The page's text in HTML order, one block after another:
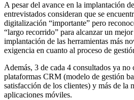
A pesar del avance en la implantación
entrevistados consideran que se
digitalización “importante” pero
“largo recorrido” para alcanzar un
implantación de las herramientas más
exigencia en cuanto al proceso de
Además, 3 de cada 4 consultados ya no
plataformas CRM (modelo de gestión
satisfacción de los clientes) y más de la
aplicaciones móviles.